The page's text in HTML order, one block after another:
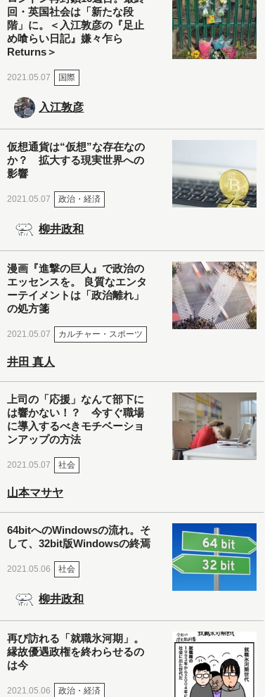
回・英国社会は「新たな段
階」に。＜入江敦彦の『足止
め喰らい日記』嫌々乍ら
Returns＞
2021.05.07 国際
入江敦彦
仮想通貨は“仮想”な存在なの
か？ 拡大する現実世界への
影響
2021.05.07 政治・経済
柳井政和
漫画『進撃の巨人』で政治の
エッセンスを。 良質なエンタ
ーテイメントは「政治離れ」
の処方箋
2021.05.07 カルチャー・スポーツ
井田 真人
上司の「応援」なんて部下に
は響かない！？ 今すぐ職場
に導入するべきモチベーショ
ンアップの方法
2021.05.07 社会
山本マサヤ
64bitへのWindowsの流れ。そ
して、32bit版Windowsの終焉
2021.05.06 社会
柳井政和
再び訪れる「就職氷河期」。
縁故優遇政権を終わらせるの
は今
2021.05.06 政治・経済